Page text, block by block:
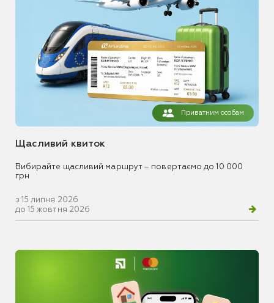
Приватним особам
Щасливий квиток
Вибирайте щасливий маршрут – повертаємо до 10 000
грн
з 15 липня 2026
до 15 жовтня 2026